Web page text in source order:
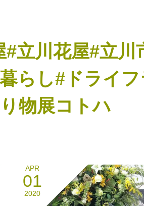
立川花屋#立川
らし#ドライ
物展コトハ
APR
01
2020